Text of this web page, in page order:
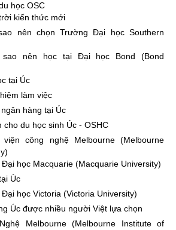
học OSC
kiến thức mới
nên chọn Trường Đại học Southern
nên học tại Đại học Bond (Bond
tại Úc
làm việc
hàng tại Úc
cho du học sinh Úc - OSHC
công nghệ Melbourne (Melbourne
học Macquarie (Macquarie University)
Úc
học Victoria (Victoria University)
Úc được nhiều người Việt lựa chọn
Melbourne (Melbourne Institute of